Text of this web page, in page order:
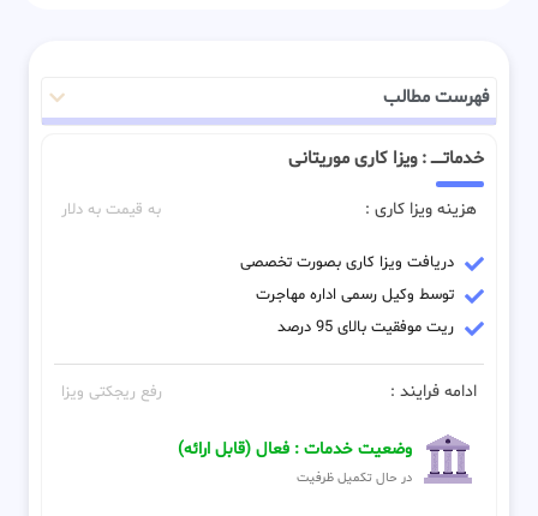
فهرست مطالب
خدماتـــــ : ویزا کاری موریتانی
هزینه ویزا کاری : به قیمت به دلار
دریافت ویزا کاری بصورت تخصصی
توسط وکیل رسمی اداره مهاجرت
ریت موفقیت بالای 95 درصد
ادامه فرایند : رفع ریجکتی ویزا
وضعیت خدمات : فعال (قابل ارائه)
در حال تکمیل ظرفیت